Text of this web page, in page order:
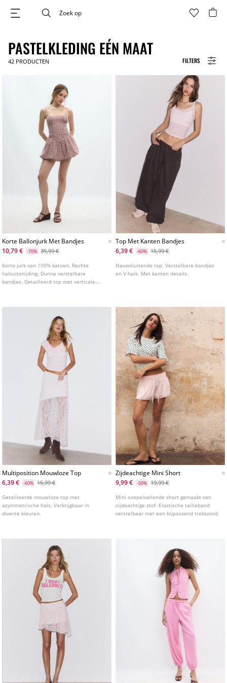
FILTERS
PASTELKLEDING EÉN MAAT
42 PRODUCTEN
Korte Ballonjurk Met Bandjes
10,79 €
-70% 35,99 €
Korte jurk van 100% katoen. Rechte
halsuitsnijding. Dunne verstelbare
bandjes. Getailleerd top met verticale
Top Met Kanten Bandjes
6,39 €
-60% 15,99 €
Nauwsluitende top. Verstelbare bandjes
en V-hals. Met kanten details.
Multiposition Mouwloze Top
6,39 €
-60% 15,99 €
Getailleerde mouwloze top met
asymmetrische hals. Verkrijgbaar in
diverse kleuren.
Zijdeachtige Mini Short
9,99 €
-50% 19,99 €
Mini soepelvallende short gemaakt van
zijdeachtige stof. Elastische tailleband
verstelbaar met een bijpassend trekkoord.